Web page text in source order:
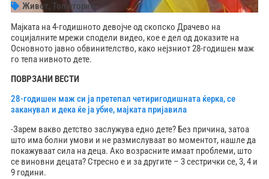
Живот, Топ стории
Мајката на 4-годишното девојче од скопско Драчево на
социјалните мрежи сподели видео, кое е дел од доказите на
Основното јавно обвинителство, како нејзниот 28-годишен маж
го тепа нивното дете.
ПОВРЗАНИ ВЕСТИ
28-годишен маж си ја претепал четиригодишната ќерка, се
заканувал и дека ќе ја убие, мајката пријавила
-Зарем вакво детство заслужува едно дете? Без причина, затоа
што има болни умови и не размислуваат во моментот, нашле да
покажуваат сила на деца. Ако возрасните имаат проблеми, што
се виновни децата? Стресно е и за другите – 3 сестрички се, 3, 4 и
9 години.